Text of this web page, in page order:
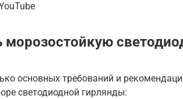
основных требований и
светодиодной гирлянды: